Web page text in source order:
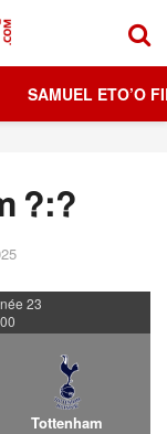
SAMUEL ETO’O
?:?
23
Tottenham